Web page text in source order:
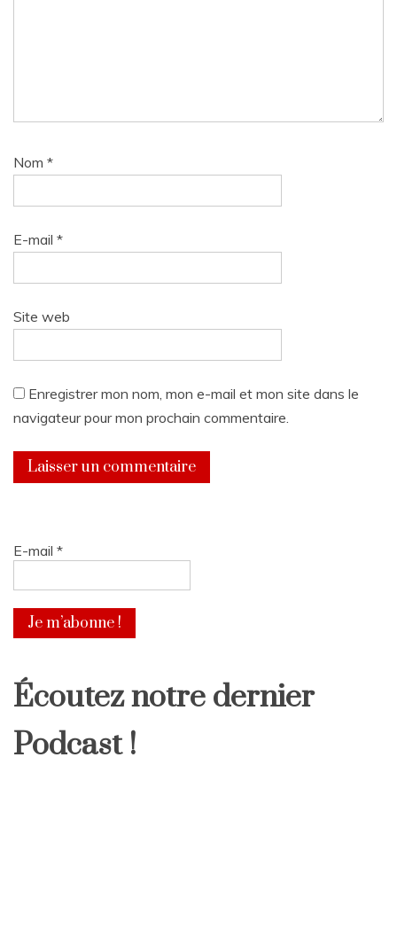
Nom *
E-mail *
Site web
Enregistrer mon nom, mon e-mail et mon site dans le
navigateur pour mon prochain commentaire.
E-mail *
Écoutez notre dernier
Podcast !